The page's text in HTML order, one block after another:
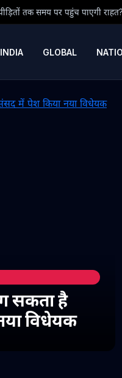
● हिमाचल में
INDIA GLOBAL
सकता है
विधेयक